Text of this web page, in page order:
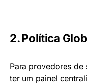
2. Política
Para provedores de
ter um painel